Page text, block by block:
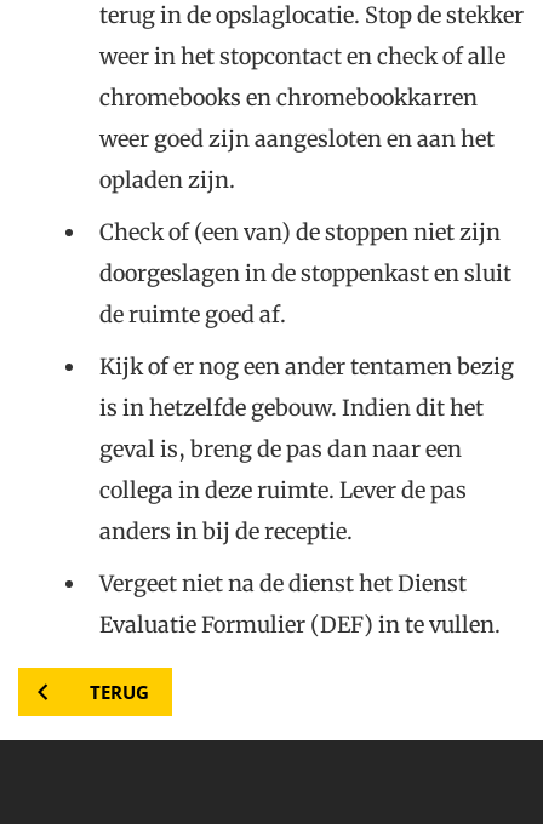
terug in de opslaglocatie. Stop de stekker
weer in het stopcontact en check of alle
chromebooks en chromebookkarren
weer goed zijn aangesloten en aan het
opladen zijn.
Check of (een van) de stoppen niet zijn
doorgeslagen in de stoppenkast en sluit
de ruimte goed af.
Kijk of er nog een ander tentamen bezig
is in hetzelfde gebouw. Indien dit het
geval is, breng de pas dan naar een
collega in deze ruimte. Lever de pas
anders in bij de receptie.
Vergeet niet na de dienst het Dienst
Evaluatie Formulier (DEF) in te vullen.
TERUG